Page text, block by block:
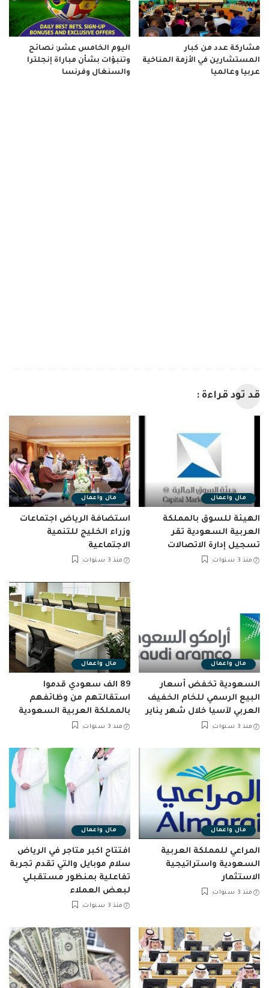
مشاركة عدد من كبار
المستشارين في الأزمة المناخية
عربيا وعالميا
اليوم الخامس عشر: نصائح
وتنبؤات بشأن مباراة إنجلترا
والسنغال وفرنسا
قد تود قراءة :
مال واعمال
الهيئة للسوق بالمملكة
العربية السعودية تقر
تسجيل إدارة الاتصالات
منذ 3 سنوات
مال واعمال
استضافة الرياض اجتماعات
وزراء الخليج للتنمية
الاجتماعية
منذ 3 سنوات
مال واعمال
السعودية تخفض أسعار
البيع الرسمي للخام الخفيف
العربي لآسيا خلال شهر يناير
منذ 3 سنوات
مال واعمال
89 الف سعودي قدموا
استقالتهم من وظائفهم
بالمملكة العربية السعودية
منذ 3 سنوات
مال واعمال
المراعي للمملكة العربية
السعودية واستراتيجية
الاستثمار
منذ 3 سنوات
مال واعمال
افتتاح اكبر متاجر في الرياض
سلام موبايل والتي تقدم تجربة
تفاعلية بمنظور مستقبلي
لبعض العملاء
منذ 3 سنوات